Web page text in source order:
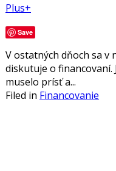
Plus+
Save
V ostatných dňoch sa v
diskutuje o financovaní.
muselo prísť a...
Filed in Financovanie